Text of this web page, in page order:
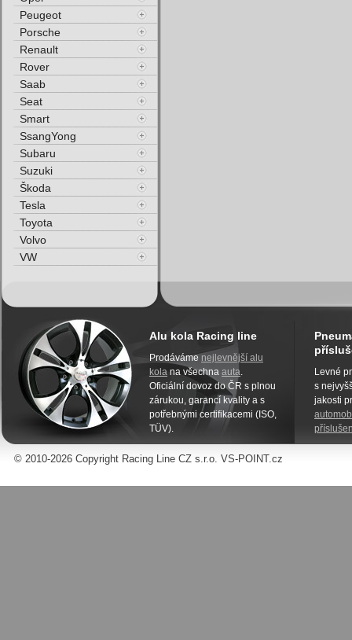
Peugeot
Porsche
Renault
Rover
Saab
Seat
Smart
SsangYong
Subaru
Suzuki
Škoda
Tesla
Toyota
Volvo
VW
Alu kola Racing line
Prodáváme nejlevnější alu
kola na všechna auta.
Oficiální dovoz do ČR s plnou
zárukou, garancí kvality a s
potřebnými certifikacemi (ISO,
TÜV).
Levné
s
jakosti
© 2010-2026 Copyright Racing Line CZ s.r.o. VS-POINT.cz